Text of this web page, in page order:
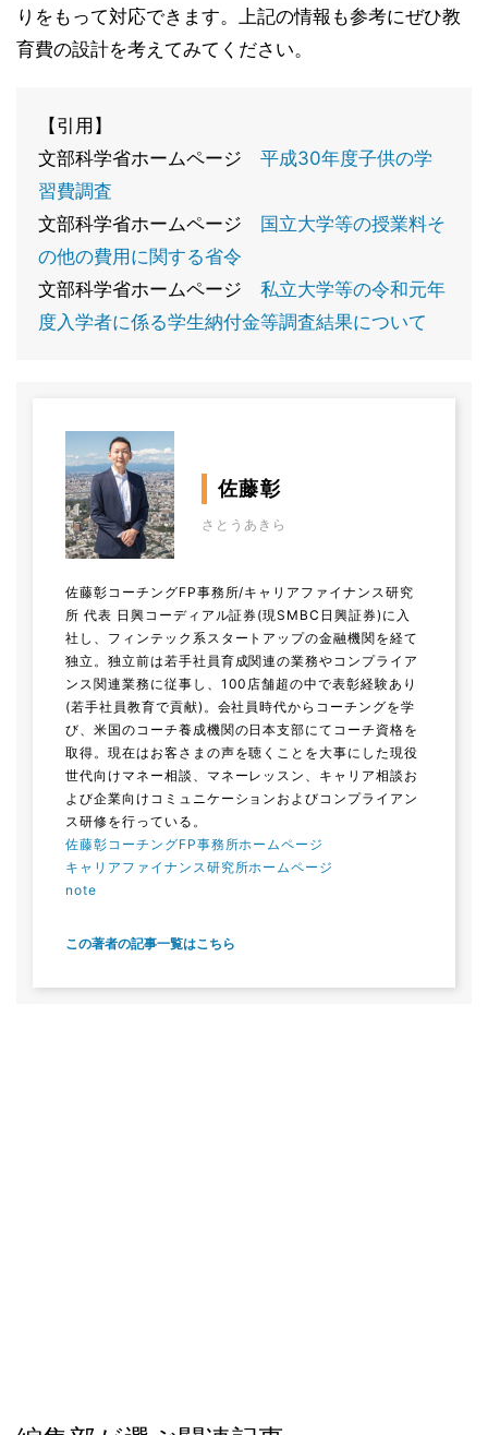
りをもって対応できます。上記の情報も参考にぜひ教
育費の設計を考えてみてください。
【引用】
文部科学省ホームページ 平成30年度子供の学
習費調査
文部科学省ホームページ 国立大学等の授業料そ
の他の費用に関する省令
文部科学省ホームページ 私立大学等の令和元年
度入学者に係る学生納付金等調査結果について
佐藤彰
さとうあきら
佐藤彰コーチングFP事務所/キャリアファイナンス研究
所 代表 日興コーディアル証券(現SMBC日興証券)に入
社し、フィンテック系スタートアップの金融機関を経て
独立。独立前は若手社員育成関連の業務やコンプライア
ンス関連業務に従事し、100店舗超の中で表彰経験あり
(若手社員教育で貢献)。会社員時代からコーチングを学
び、米国のコーチ養成機関の日本支部にてコーチ資格を
取得。現在はお客さまの声を聴くことを大事にした現役
世代向けマネー相談、マネーレッスン、キャリア相談お
よび企業向けコミュニケーションおよびコンプライアン
ス研修を行っている。
佐藤彰コーチングFP事務所ホームページ
キャリアファイナンス研究所ホームページ
note
この著者の記事一覧はこちら